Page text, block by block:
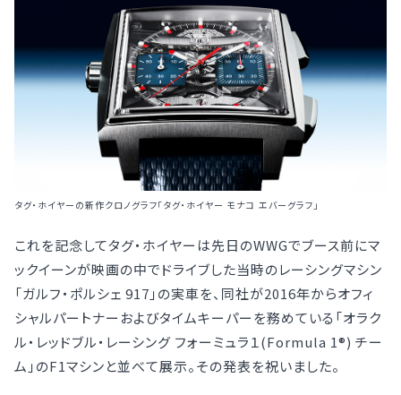
タグ・ホイヤーの新作クロノグラフ「タグ・ホイヤー モナコ エバーグラフ」
これを記念してタグ・ホイヤーは先日のWWGでブース前にマ
ックイーンが映画の中でドライブした当時のレーシングマシン
「ガルフ・ポルシェ 917」の実車を、同社が2016年からオフィ
シャルパートナーおよびタイムキーパーを務めている「オラク
ル・レッドブル・レーシング フォーミュラ１(Formula 1®) チー
ム」のF1マシンと並べて展示。その発表を祝いました。